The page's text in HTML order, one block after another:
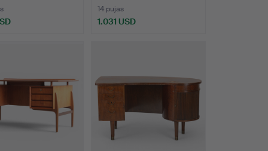
14 pujas
1.031 USD